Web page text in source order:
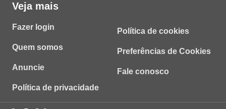
Veja mais
Fazer login
Quem somos
Anuncie
Política de privacidade
Política de cookies
Preferências de Cookies
Fale conosco